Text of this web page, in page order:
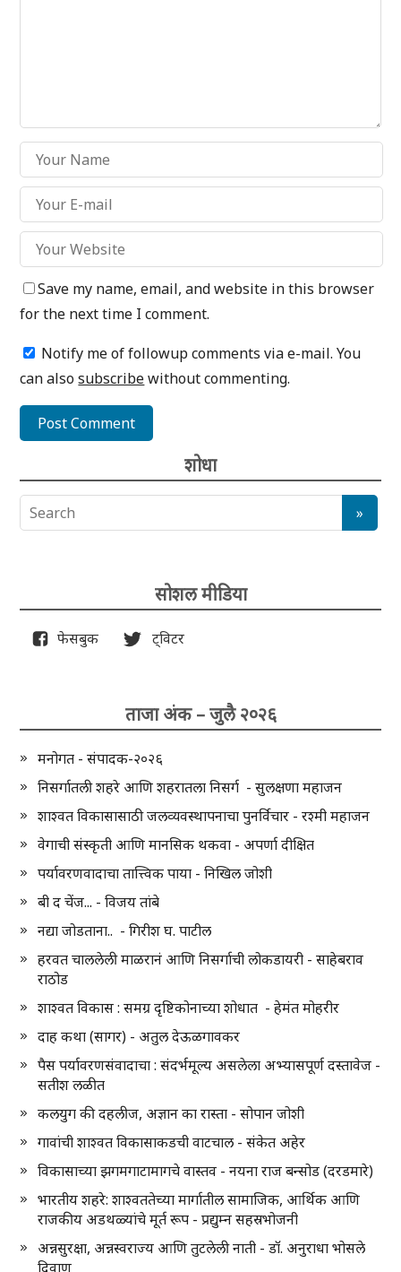
Save my name, email, and website in this browser
for the next time I comment.
Notify me of followup comments via e-mail. You
can alsosubscribewithout commenting.
शोधा
सोशल मीडिया
फेसबुक ट्विटर
ताजा अंक – जुलै २०२६
मनोगत - संपादक-२०२६
निसर्गातली शहरे आणि शहरातला निसर्ग - सुलक्षणा महाजन
शाश्वत विकासासाठी जलव्यवस्थापनाचा पुनर्विचार - रश्मी महाजन
वेगाची संस्कृती आणि मानसिक थकवा - अपर्णा दीक्षित
पर्यावरणवादाचा तात्त्विक पाया - निखिल जोशी
बी द चेंज... - विजय तांबे
नद्या जोडताना.. - गिरीश घ. पाटील
हरवत चाललेली माळरानं आणि निसर्गाची लोकडायरी - साहेबराव
राठोड
शाश्वत विकास : समग्र दृष्टिकोनाच्या शोधात - हेमंत मोहरीर
दाह कथा (सागर) - अतुल देऊळगावकर
पैस पर्यावरणसंवादाचा : संदर्भमूल्य असलेला अभ्यासपूर्ण दस्तावेज -
सतीश लळीत
कलयुग की दहलीज, अज्ञान का रास्ता - सोपान जोशी
गावांची शाश्वत विकासाकडची वाटचाल - संकेत अहेर
विकासाच्या झगमगाटामागचे वास्तव - नयना राज बन्सोड (दरडमारे)
भारतीय शहरे: शाश्वततेच्या मार्गातील सामाजिक, आर्थिक आणि
राजकीय अडथळ्यांचे मूर्त रूप - प्रद्युम्न सहस्रभोजनी
अन्नसुरक्षा, अन्नस्वराज्य आणि तुटलेली नाती - डॉ. अनुराधा भोसले
दिवाण